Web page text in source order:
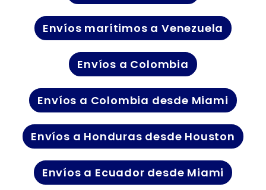
Envíos marítimos a Venezuela
Envíos a Colombia
Envíos a Colombia desde Miami
Envíos a Honduras desde Houston
Envíos a Ecuador desde Miami